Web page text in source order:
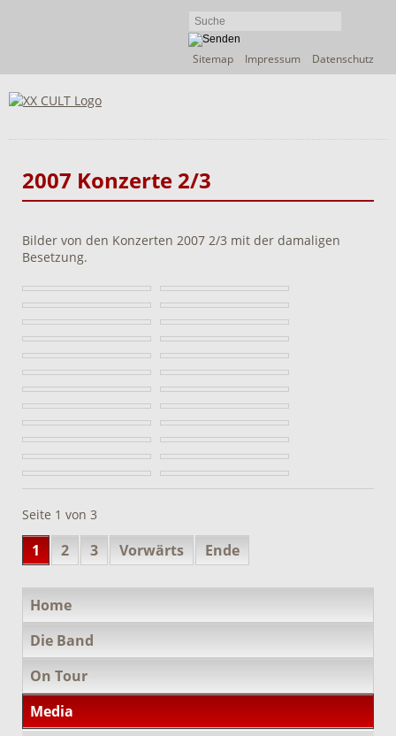
Navigation
Sitemap Impressum Datenschutz
2007 Konzerte 2/3
Bilder von den Konzerten 2007 2/3 mit der damaligen
Besetzung.
Seite 1 von 3
1 2 3 Vorwärts Ende
überspringen
Home
Die Band
On Tour
Media